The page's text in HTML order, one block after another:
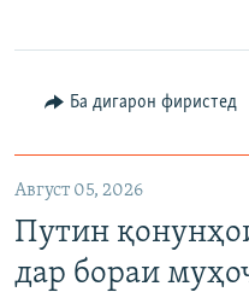
Ба дигарон фиристед
Август 05, 2026
Путин
дар бораи